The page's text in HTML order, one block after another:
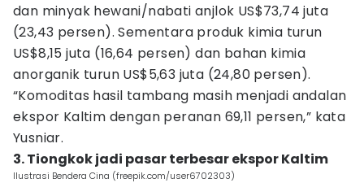
dan minyak hewani/nabati anjlok US$73,74 juta
(23,43 persen). Sementara produk kimia turun
US$8,15 juta (16,64 persen) dan bahan kimia
anorganik turun US$5,63 juta (24,80 persen).
“Komoditas hasil tambang masih menjadi andalan
ekspor Kaltim dengan peranan 69,11 persen,” kata
Yusniar.
3. Tiongkok jadi pasar terbesar ekspor Kaltim
Ilustrasi Bendera Cina (freepik.com/user6702303)